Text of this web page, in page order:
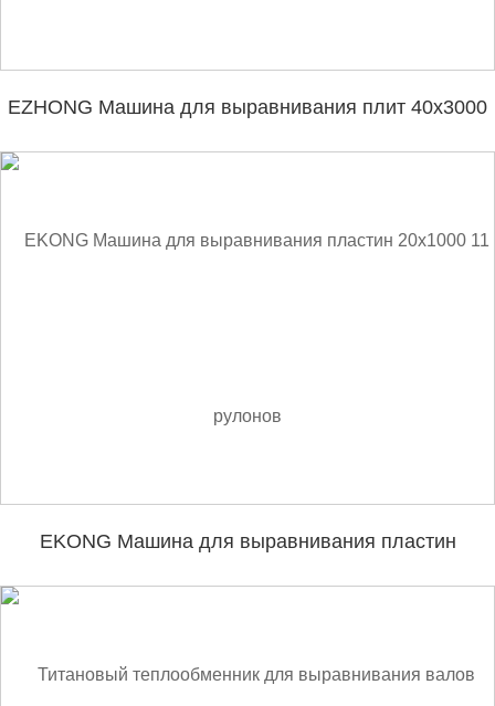
EZHONG Машина для выравнивания плит 40x3000
EKONG Машина для выравнивания пластин